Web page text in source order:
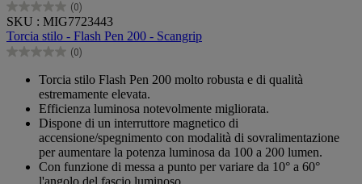
(0)
0.0
su
5
stelle.
SKU : MIG7723443
Torcia stilo - Flash Pen 200 - Scangrip
(0)
0.0
Torcia stilo Flash Pen 200 molto robusta e di qualità
estremamente elevata.
Efficienza luminosa notevolmente migliorata.
Dispone di un interruttore magnetico di
accensione/spegnimento con modalità di sovralimentazione
per aumentare la potenza luminosa da 100 a 200 lumen.
Con funzione di messa a punto per variare da 10° a 60°